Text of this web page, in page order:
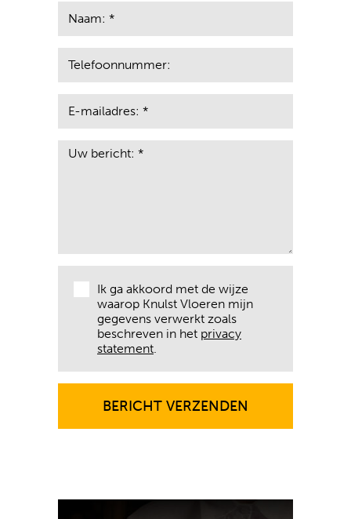
Ik ga akkoord met de wijze
waarop Knulst Vloeren mijn
gegevens verwerkt zoals
beschreven in het privacy
statement
BERICHT VERZENDEN
BERICHT VERZENDEN